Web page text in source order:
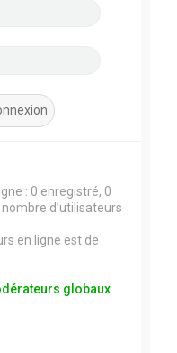
: 0 enregistré, 0
d’utilisateurs
en ligne est de
globaux